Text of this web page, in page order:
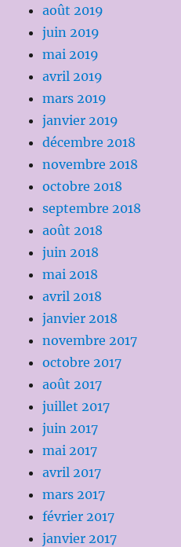
août 2019
juin 2019
mai 2019
avril 2019
mars 2019
janvier 2019
décembre 2018
novembre 2018
octobre 2018
septembre 2018
août 2018
juin 2018
mai 2018
avril 2018
janvier 2018
novembre 2017
octobre 2017
août 2017
juillet 2017
juin 2017
mai 2017
avril 2017
mars 2017
février 2017
janvier 2017